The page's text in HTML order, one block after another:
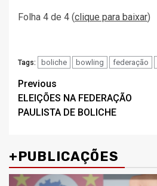
Folha 4 de 4 (clique para baixar)
Tags: boliche bowling federação
Post
navigation
Previous
ELEIÇÕES NA FEDERAÇÃO
PAULISTA DE BOLICHE
+PUBLICAÇÕES